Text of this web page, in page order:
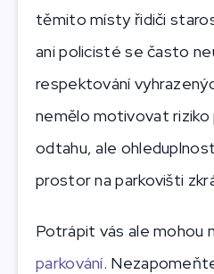
těmito místy řidiči
ani policisté se často
respektování
nemělo motivovat
odtahu, ale
prostor na parkovišti
Potrápit vás ale mohou
parkování.